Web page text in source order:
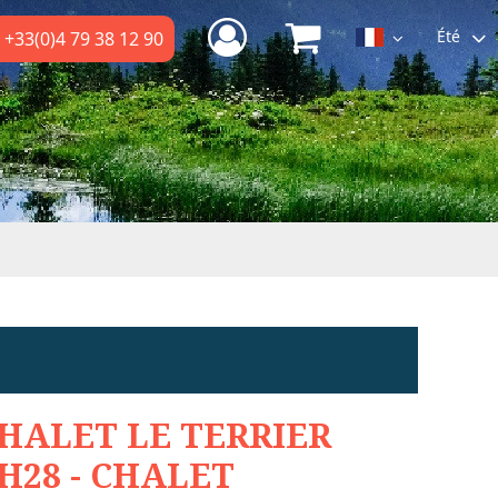
+33(0)4 79 38 12 90 Été
LE TERRIER
- CHALET